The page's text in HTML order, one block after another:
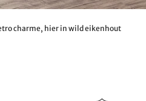
charme, hier in wild eikenhout